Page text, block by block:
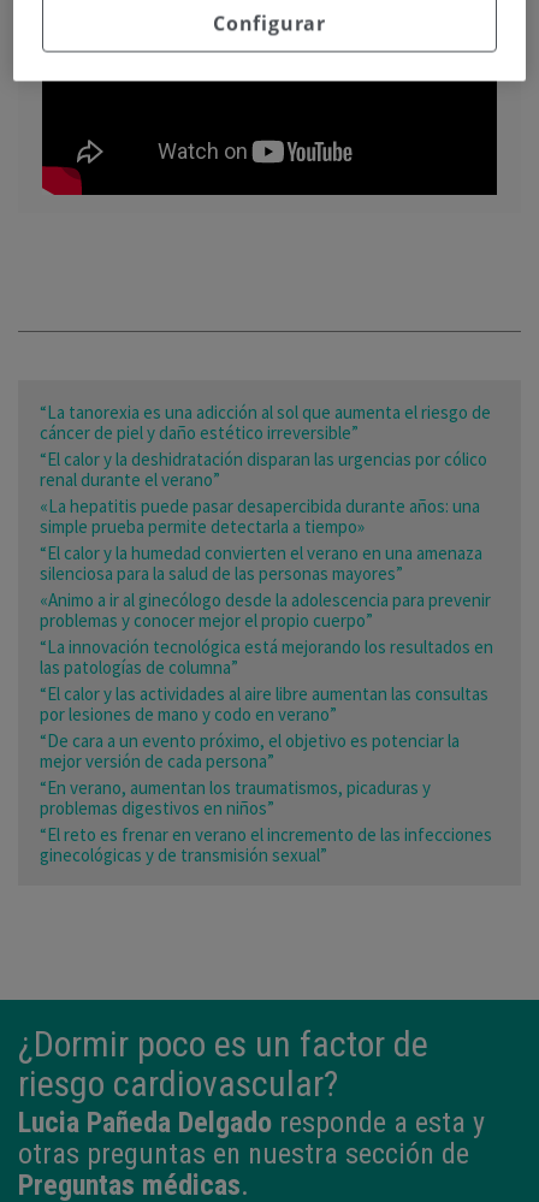
“La tanorexia es una adicción al sol que aumenta el riesgo de
cáncer de piel y daño estético irreversible”
“El calor y la deshidratación disparan las urgencias por cólico
renal durante el verano”
«La hepatitis puede pasar desapercibida durante años: una
simple prueba permite detectarla a tiempo»
“El calor y la humedad convierten el verano en una amenaza
silenciosa para la salud de las personas mayores”
«Animo a ir al ginecólogo desde la adolescencia para prevenir
problemas y conocer mejor el propio cuerpo”
“La innovación tecnológica está mejorando los resultados en
las patologías de columna”
“El calor y las actividades al aire libre aumentan las consultas
por lesiones de mano y codo en verano”
“De cara a un evento próximo, el objetivo es potenciar la
mejor versión de cada persona”
“En verano, aumentan los traumatismos, picaduras y
problemas digestivos en niños”
“El reto es frenar en verano el incremento de las infecciones
ginecológicas y de transmisión sexual”
¿Dormir poco es un factor de
riesgo cardiovascular?
Lucia Pañeda Delgado responde a esta y
otras preguntas en nuestra sección de
Preguntas médicas.
Configurar